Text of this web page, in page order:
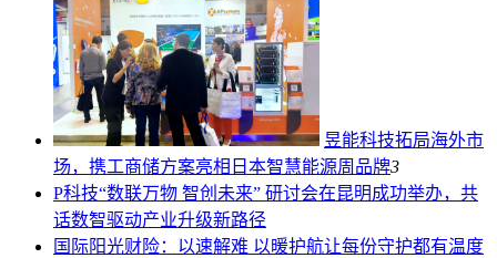
昱能科技拓局海外市
场，携工商储方案亮相日本智慧能源周 品牌3
P科技“数联万物 智创未来” 研讨会在昆明成功举办，共
话数智驱动产业升级新路径
国际阳光财险：以速解难 以暖护航让每份守护都有温度